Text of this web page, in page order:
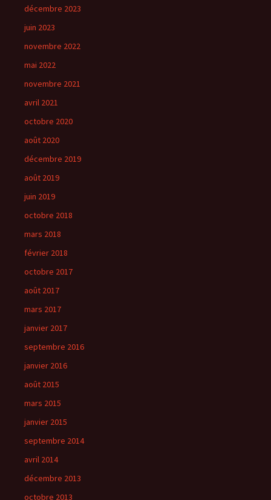
décembre 2023
juin 2023
novembre 2022
mai 2022
novembre 2021
avril 2021
octobre 2020
août 2020
décembre 2019
août 2019
juin 2019
octobre 2018
mars 2018
février 2018
octobre 2017
août 2017
mars 2017
janvier 2017
septembre 2016
janvier 2016
août 2015
mars 2015
janvier 2015
septembre 2014
avril 2014
décembre 2013
octobre 2013